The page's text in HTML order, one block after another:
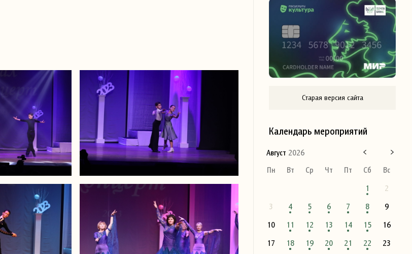
Старая версия сайта
Календарь мероприятий
Август 2026
Пн
Вт Ср Чт Пт Сб
Вс
1
2
3
4 5 6 7 8
9
10
11 12 13 14 15
16
17
18 19 20 21 22
23